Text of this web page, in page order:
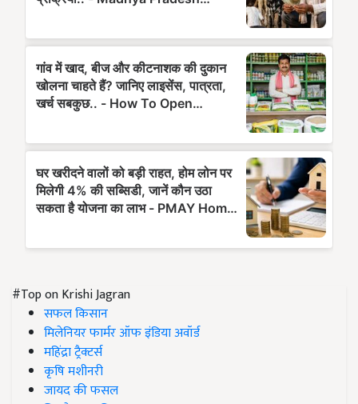
#Top on Krishi Jagran
सफल किसान
मिलेनियर फार्मर ऑफ इंडिया अवॉर्ड
महिंद्रा ट्रैक्टर्स
कृषि मशीनरी
जायद की फसल